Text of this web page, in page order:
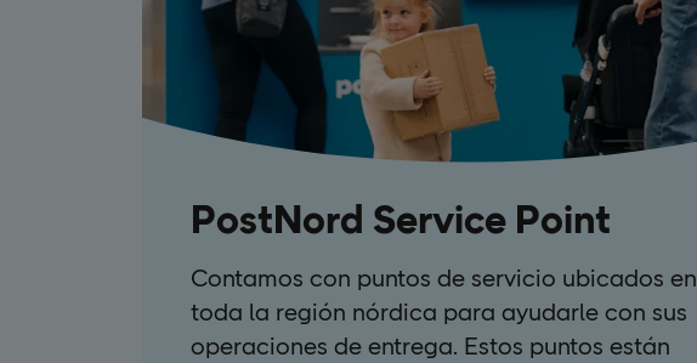
PostNord Service Point
Contamos con puntos de servicio ubicados en
toda la región nórdica para ayudarle con sus
operaciones de entrega. Estos puntos están